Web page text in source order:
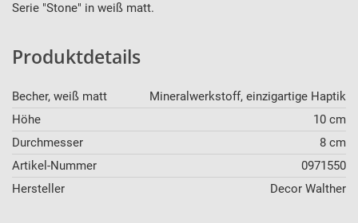
Serie "Stone" in weiß matt.
Produktdetails
Becher, weiß matt
Mineralwerkstoff, einzigartige Haptik
Höhe
10 cm
Durchmesser
8 cm
Artikel-Nummer
0971550
Hersteller
Decor Walther